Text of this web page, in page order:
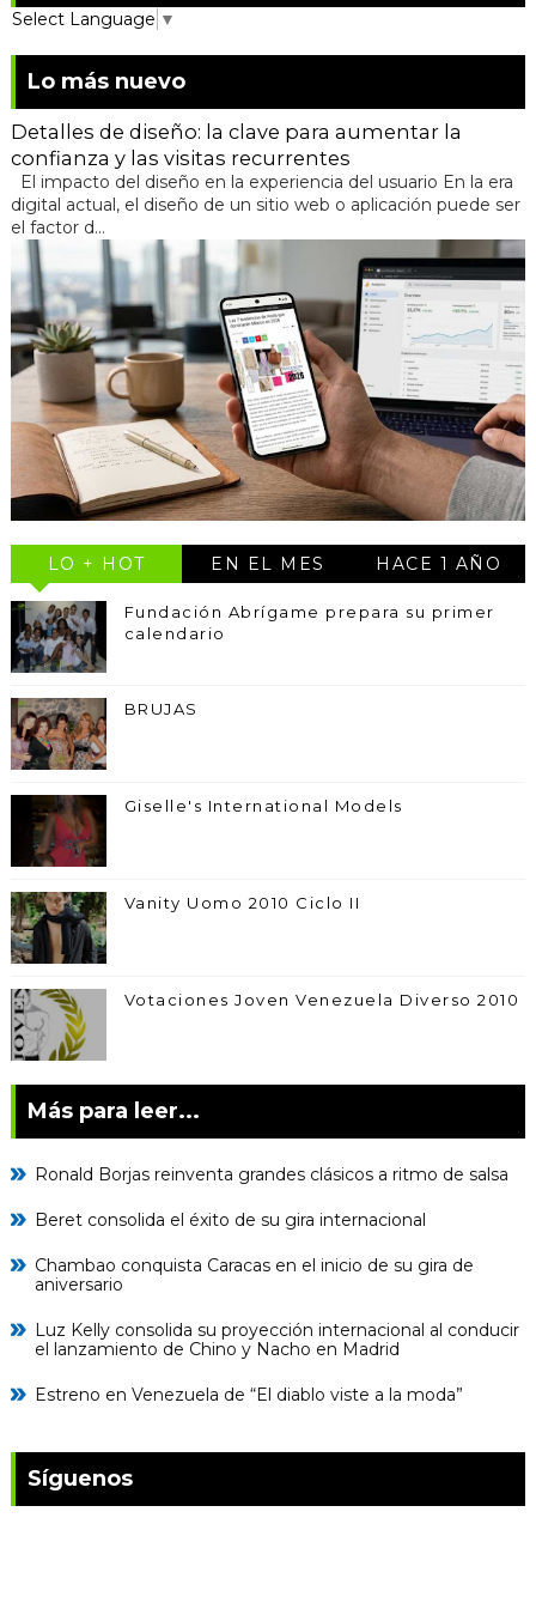
Select Language ▼
Lo más nuevo
Detalles de diseño: la clave para aumentar la
confianza y las visitas recurrentes
El impacto del diseño en la experiencia del usuario En la era
digital actual, el diseño de un sitio web o aplicación puede ser
el factor d...
LO + HOT EN EL MES HACE 1 AÑO
Fundación Abrígame prepara su primer
calendario
BRUJAS
Giselle's International Models
Vanity Uomo 2010 Ciclo II
Votaciones Joven Venezuela Diverso 2010
Más para leer...
Ronald Borjas reinventa grandes clásicos a ritmo de salsa
Beret consolida el éxito de su gira internacional
Chambao conquista Caracas en el inicio de su gira de
aniversario
Luz Kelly consolida su proyección internacional al conducir
el lanzamiento de Chino y Nacho en Madrid
Estreno en Venezuela de “El diablo viste a la moda”
Síguenos